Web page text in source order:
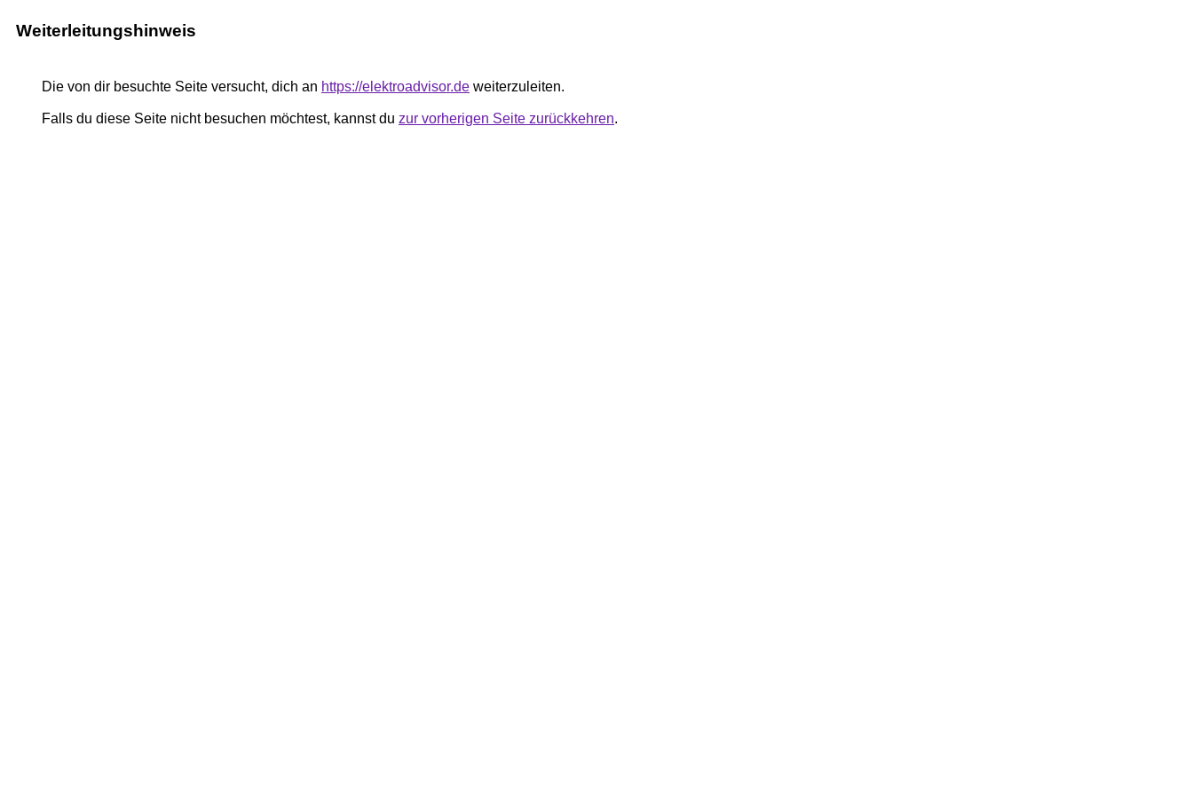
Weiterleitungshinweis
Die von dir besuchte Seite versucht, dich an https://elektroadvisor.de weiterzuleiten.
Falls du diese Seite nicht besuchen möchtest, kannst du zur vorherigen Seite zurückkehren.